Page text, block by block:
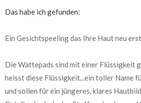
Das habe ich gefunden:
Ein Gesichtspeeling das Ihre Haut neu
Die Wattepads sind mit einer Flüssigkeit
heisst diese Flüssigkeit...ein toller Name
und sollen für ein jüngeres, klares